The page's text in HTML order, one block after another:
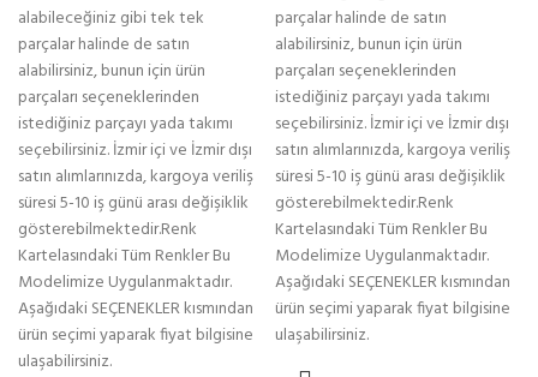
alabileceğiniz gibi tek tek
parçalar halinde de satın
alabilirsiniz, bunun için ürün
parçaları seçeneklerinden
istediğiniz parçayı yada takımı
seçebilirsiniz. İzmir içi ve İzmir dışı
satın alımlarınızda, kargoya veriliş
süresi 5-10 iş günü arası değişiklik
gösterebilmektedir.Renk
Kartelasındaki Tüm Renkler Bu
Modelimize Uygulanmaktadır.
Aşağıdaki SEÇENEKLER kısmından
ürün seçimi yaparak fiyat bilgisine
ulaşabilirsiniz.
parçalar halinde de satın
alabilirsiniz, bunun için ürün
parçaları seçeneklerinden
istediğiniz parçayı yada takımı
seçebilirsiniz. İzmir içi ve İzmir dışı
satın alımlarınızda, kargoya veriliş
süresi 5-10 iş günü arası değişiklik
gösterebilmektedir.Renk
Kartelasındaki Tüm Renkler Bu
Modelimize Uygulanmaktadır.
Aşağıdaki SEÇENEKLER kısmından
ürün seçimi yaparak fiyat bilgisine
ulaşabilirsiniz.